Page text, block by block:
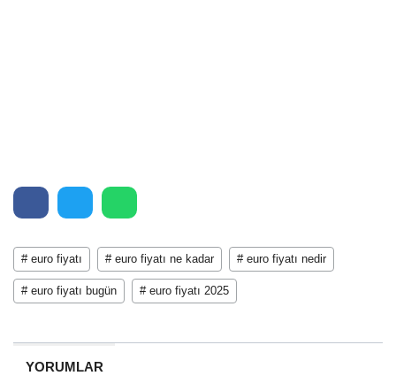
# euro fiyatı # euro fiyatı ne kadar # euro fiyatı nedir
# euro fiyatı bugün # euro fiyatı 2025
YORUMLAR